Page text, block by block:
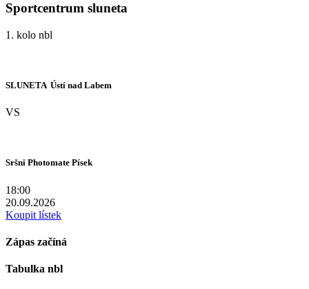
Sportcentrum sluneta
1. kolo nbl
SLUNETA  Ústí nad Labem
VS
Sršni Photomate Písek
18:00
20.09.2026
Koupit lístek
Zápas začíná
Tabulka nbl